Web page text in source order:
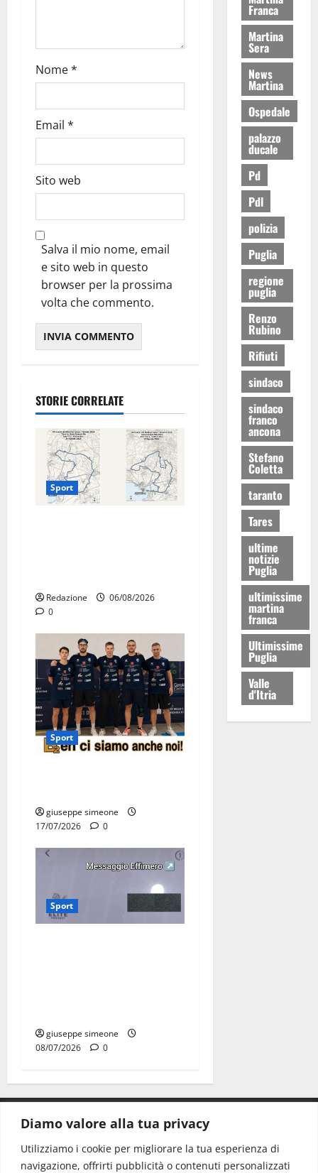
Diamo valore alla tua privacy
Utilizziamo i cookie per migliorare la tua esperienza di
navigazione, offrirti pubblicità o contenuti personalizzati
Nome*
Email *
Sito web
Salva il mio nome, email
e sito web in questo
browser per la prossima
volta che commento.
STORIE CORRELATE
Sport
Redazione
06/08/2026
0
Sport
giuseppe simeone
17/07/2026
0
Sport
giuseppe simeone
08/07/2026
0
Franca
Martina
Sera
News
Martina
Ospedale
palazzo
ducale
Pd
Pdl
polizia
Puglia
regione
puglia
Renzo
Rubino
Rifiuti
sindaco
sindaco
franco
ancona
Stefano
Coletta
taranto
Tares
ultime
notizie
Puglia
ultimissime
martina
franca
Ultimissime
Puglia
Valle
d'Itria
CONTATTI.